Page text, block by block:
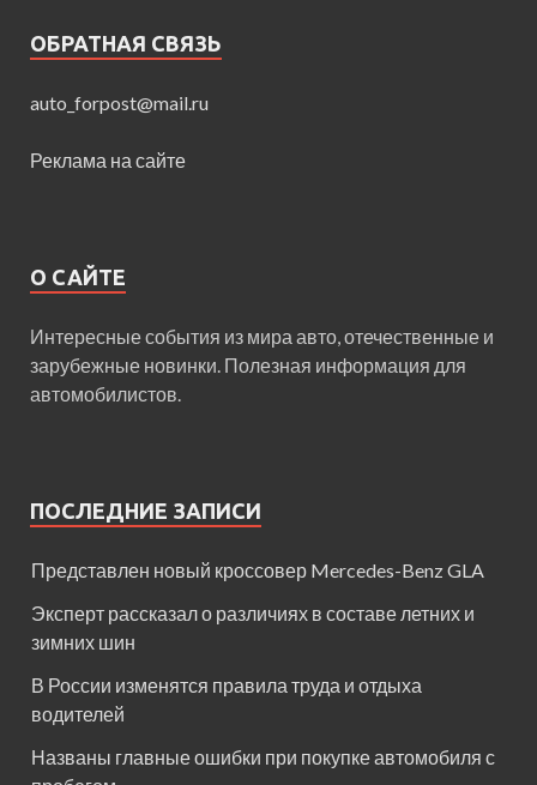
ОБРАТНАЯ СВЯЗЬ
auto_forpost@mail.ru
Реклама на сайте
О САЙТЕ
Интересные события из мира авто, отечественные и
зарубежные новинки. Полезная информация для
автомобилистов.
ПОСЛЕДНИЕ ЗАПИСИ
Представлен новый кроссовер Mercedes-Benz GLA
Эксперт рассказал о различиях в составе летних и
зимних шин
В России изменятся правила труда и отдыха
водителей
Названы главные ошибки при покупке автомобиля с